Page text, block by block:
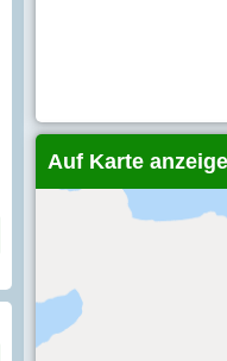
Auf Karte